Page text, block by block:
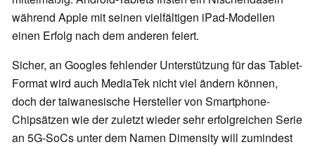
während Apple mit seinen vielfältigen iPad-Modellen
einen Erfolg nach dem anderen feiert.
Sicher, an Googles fehlender Unterstützung für das Tablet-
Format wird auch MediaTek nicht viel ändern können,
doch der taiwanesische Hersteller von Smartphone-
Chipsätzen wie der zuletzt wieder sehr erfolgreichen Serie
an 5G-SoCs unter dem Namen Dimensity will zumindest